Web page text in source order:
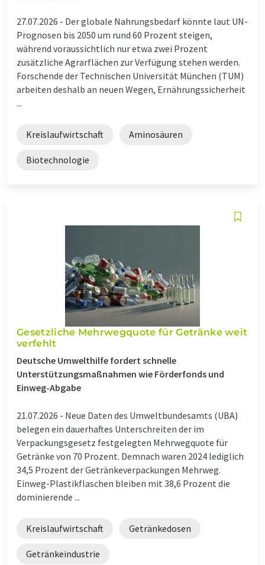
27.07.2026 - Der globale Nahrungsbedarf könnte laut UN-
Prognosen bis 2050 um rund 60 Prozent steigen,
während voraussichtlich nur etwa zwei Prozent
zusätzliche Agrarflächen zur Verfügung stehen werden.
Forschende der Technischen Universität München (TUM)
arbeiten deshalb an neuen Wegen, Ernährungssicherheit
...
Kreislaufwirtschaft Aminosäuren
Biotechnologie
Gesetzliche Mehrwegquote für Getränke weit
verfehlt
Deutsche Umwelthilfe fordert schnelle
Unterstützungsmaßnahmen wie Förderfonds und
Einweg-Abgabe
21.07.2026 - Neue Daten des Umweltbundesamts (UBA)
belegen ein dauerhaftes Unterschreiten der im
Verpackungsgesetz festgelegten Mehrwegquote für
Getränke von 70 Prozent. Demnach waren 2024 lediglich
34,5 Prozent der Getränkeverpackungen Mehrweg.
Einweg-Plastikflaschen bleiben mit 38,6 Prozent die
dominierende ...
Kreislaufwirtschaft Getränkedosen
Getränkeindustrie